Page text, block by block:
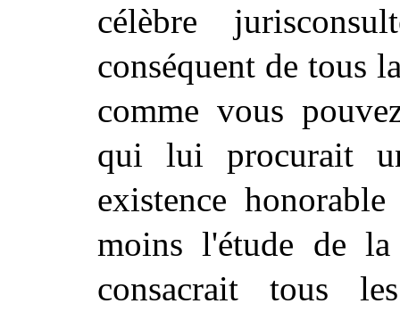
célèbre
conséquent de tous
comme vous
qui lui procurait
existence
moins l'étude de
consacrait tous